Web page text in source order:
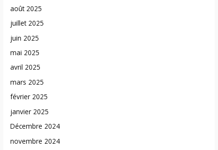
août 2025
juillet 2025
juin 2025
mai 2025
avril 2025
mars 2025
février 2025
janvier 2025
Décembre 2024
novembre 2024